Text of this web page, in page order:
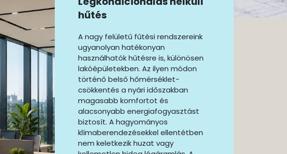
hűtés
A nagy felületű fűtési rendszereink
ugyanolyan hatékonyan
használhatók hűtésre is, különösen
lakóépületekben. Az ilyen módon
történő belső hőmérséklet-
csökkentés a nyári időszakban
magasabb komfortot és
alacsonyabb energiafogyasztást
biztosít. A hagyományos
klímaberendezésekkel ellentétben
nem keletkezik huzat vagy